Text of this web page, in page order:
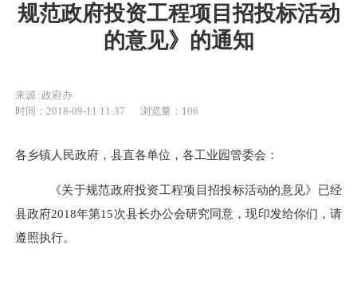
规范政府投资工程项目招投标活动
的意见》的通知
来源 :政府办
时间：2018-09-11 11:37
浏览量： 106
各乡镇人民政府，县直各单位，各工业园管委会：
《关于规范政府投资工程项目招投标活动的意见》已经
县政府2018年第15次县长办公会研究同意，现印发给你们，请
遵照执行。